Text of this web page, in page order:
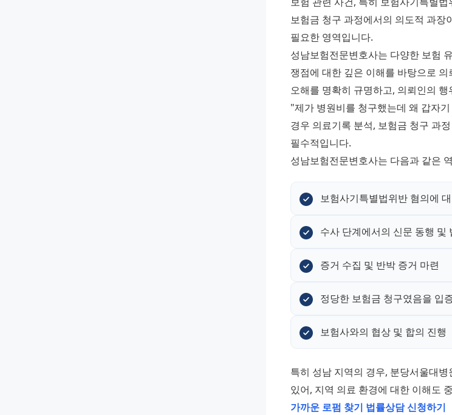
보험금 청구 과정에서의 의도적 과장
필요한 영역입니다.
성남보험전문변호사는 다양한 보험
쟁점에 대한 깊은 이해를 바탕으로
오해를 명확히 규명하고, 의뢰인의
"제가 병원비를 청구했는데 왜 갑자
경우 의료기록 분석, 보험금 청구 과
필수적입니다.
성남보험전문변호사는 다음과 같은
보험사기특별법위반 혐의에
수사 단계에서의 신문 동행 및
증거 수집 및 반박 증거 마련
정당한 보험금 청구였음을 입
보험사와의 협상 및 합의 진행
특히 성남 지역의 경우, 분당서울대
있어, 지역 의료 환경에 대한 이해도
가까운 로펌 찾기 법률상담 신청하기